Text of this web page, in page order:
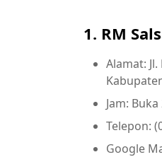
1. RM
Alamat:
Jam:
Telepon:
Google